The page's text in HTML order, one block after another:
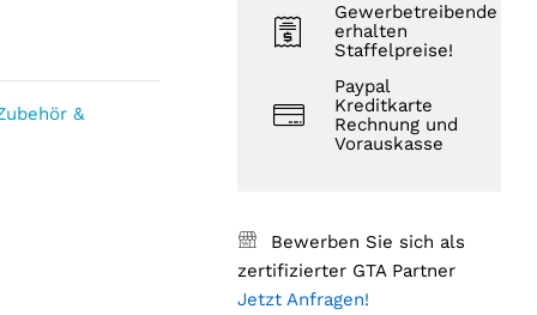
&
Gewerbetreibende
erhalten
Staffelpreise!
Paypal
Kreditkarte
Rechnung und
Vorauskasse
Bewerben Sie sich als
zertifizierter GTA Partner
Jetzt Anfragen!